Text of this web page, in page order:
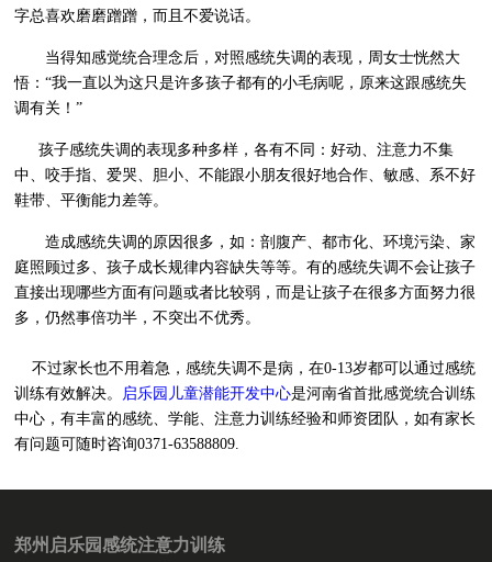
字总喜欢磨磨蹭蹭，而且不爱说话。
当得知感觉统合理念后，对照感统失调的表现，周女士恍然大
悟：“我一直以为这只是许多孩子都有的小毛病呢，原来这跟感统失
调有关！”
孩子感统失调的表现多种多样，各有不同：好动、注意力不集
中、咬手指、爱哭、胆小、不能跟小朋友很好地合作、敏感、系不好
鞋带、平衡能力差等。
造成感统失调的原因很多，如：剖腹产、都市化、环境污染、家
庭照顾过多、孩子成长规律内容缺失等等。有的感统失调不会让孩子
直接出现哪些方面有问题或者比较弱，而是让孩子在很多方面努力很
多，仍然事倍功半，不突出不优秀。
不过家长也不用着急，感统失调不是病，在0-13岁都可以通过感统
训练有效解决。
启乐园儿童潜能开发中心是河南省首批感觉统合训练
中心，有丰富的感统、学能、注意力训练经验和师资团队，如有家长
有问题可随时咨询0371-63588809.
郑州启乐园感统注意力训练